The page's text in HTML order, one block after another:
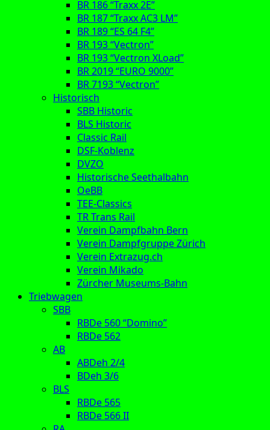
BR 186 “Traxx 2E”
BR 187 “Traxx AC3 LM”
BR 189 “ES 64 F4”
BR 193 “Vectron”
BR 193 “Vectron XLoad”
BR 2019 “EURO 9000”
BR 7193 “Vectron”
Historisch
SBB Historic
BLS Historic
Classic Rail
DSF-Koblenz
DVZO
Historische Seethalbahn
OeBB
TEE-Classics
TR Trans Rail
Verein Dampfbahn Bern
Verein Dampfgruppe Zürich
Verein Extrazug.ch
Verein Mikado
Zürcher Museums-Bahn
Triebwagen
SBB
RBDe 560 “Domino”
RBDe 562
AB
ABDeh 2/4
BDeh 3/6
BLS
RBDe 565
RBDe 566 II